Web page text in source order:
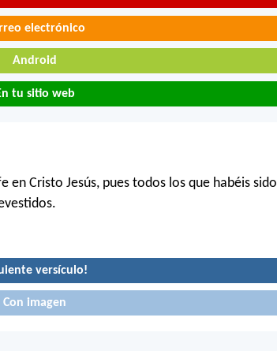
electrónico
Android
tu sitio web
en Cristo Jesús, pues todos los que habéis sido
versículo!
Con imagen